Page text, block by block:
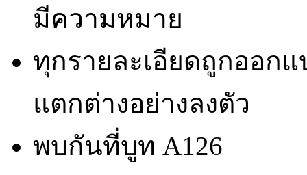
มีความหมาย
ทุกรายละเอียดถูกออก
แตกต่างอย่างลงตัว
พบกันที่บูท A126